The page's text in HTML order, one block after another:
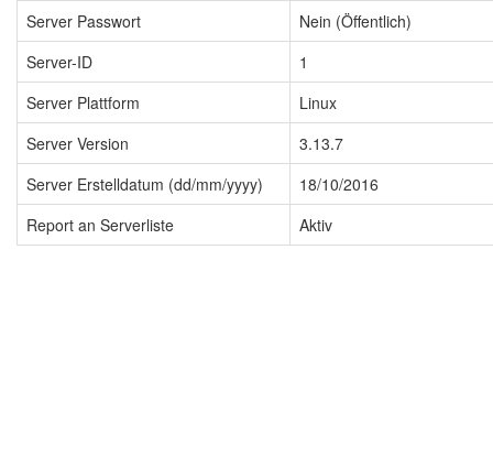
Server Passwort
Nein (Öffentlich)
Server-ID
1
Server Plattform
Linux
Server Version
3.13.7
Server Erstelldatum (dd/mm/yyyy)
18/10/2016
Report an Serverliste
Aktiv